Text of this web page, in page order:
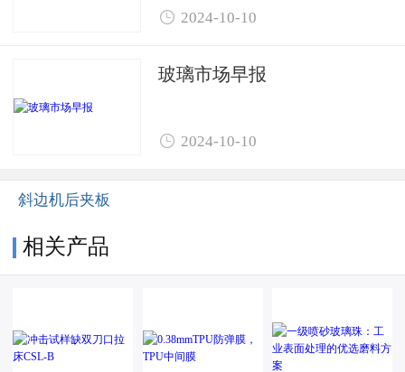
 2024-10-10
玻璃市场早报
 2024-10-10
斜边机后夹板
相关产品